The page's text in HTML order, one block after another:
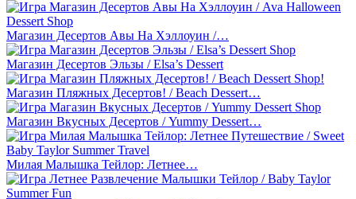
Магазин Десертов Авы На Хэллоуин /…
Магазин Десертов Эльзы / Elsa’s Dessert
Магазин Пляжных Десертов! / Beach Dessert…
Магазин Вкусных Десертов / Yummy Dessert…
Милая Малышка Тейлор: Летнее…